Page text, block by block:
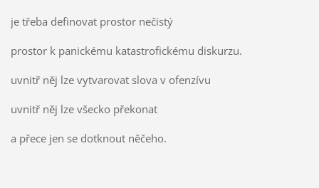
je třeba definovat prostor nečistý
prostor k panickému katastrofickému diskurzu.
uvnitř něj lze vytvarovat slova v ofenzívu
uvnitř něj lze všecko překonat
a přece jen se dotknout něčeho.